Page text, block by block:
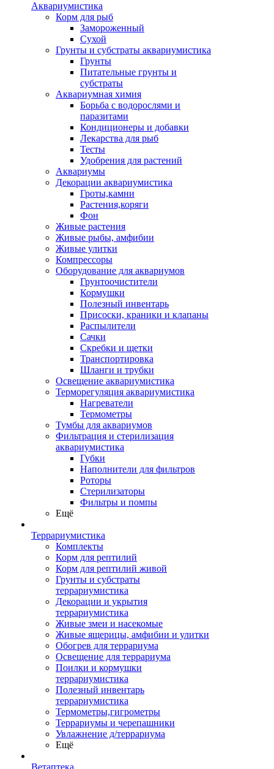
Аквариумистика
Корм для рыб
Замороженный
Сухой
Грунты и субстраты аквариумистика
Грунты
Питательные грунты и
субстраты
Аквариумная химия
Борьба с водорослями и
паразитами
Кондиционеры и добавки
Лекарства для рыб
Тесты
Удобрения для растений
Аквариумы
Декорации аквариумистика
Гроты,камни
Растения,коряги
Фон
Живые растения
Живые рыбы, амфибии
Живые улитки
Компрессоры
Оборудование для аквариумов
Грунтоочистители
Кормушки
Полезный инвентарь
Присоски, краники и клапаны
Распылители
Сачки
Скребки и щетки
Транспортировка
Шланги и трубки
Освещение аквариумистика
Терморегуляция аквариумистика
Нагреватели
Термометры
Тумбы для аквариумов
Фильтрация и стерилизация
аквариумистика
Губки
Наполнители для фильтров
Роторы
Стерилизаторы
Фильтры и помпы
Ещё
Террариумистика
Комплекты
Корм для рептилий
Корм для рептилий живой
Грунты и субстраты
террариумистика
Декорации и укрытия
террариумистика
Живые змеи и насекомые
Живые ящерицы, амфибии и улитки
Обогрев для террариума
Освещение для террариума
Поилки и кормушки
террариумистика
Полезный инвентарь
террариумистика
Термометры,гигрометры
Террариумы и черепашники
Увлажнение д/террариума
Ещё
Ветаптека